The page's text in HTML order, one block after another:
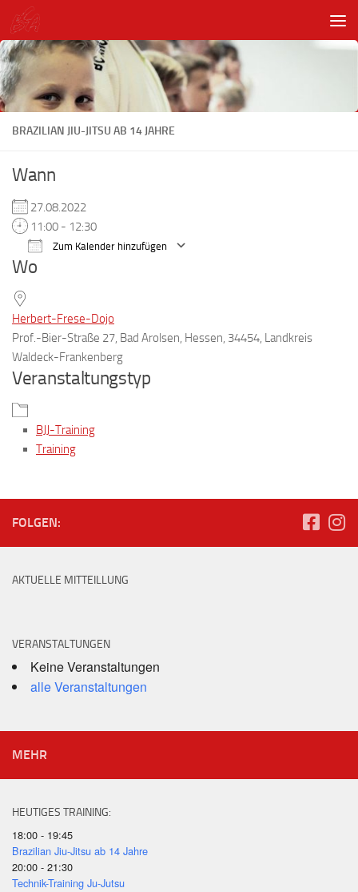
Unter dem Inhalt
BRAZILIAN JIU-JITSU AB 14 JAHRE
Wann
27.08.2022
11:00 - 12:30
Zum Kalender hinzufügen
Wo
Herbert-Frese-Dojo
Prof.-Bier-Straße 27, Bad Arolsen, Hessen, 34454, Landkreis
Waldeck-Frankenberg
Veranstaltungstyp
BJJ-Training
Training
FOLGEN:
AKTUELLE MITTEILLUNG
VERANSTALTUNGEN
Keine Veranstaltungen
alle Veranstaltungen
MEHR
HEUTIGES TRAINING:
18:00 - 19:45
Brazilian Jiu-Jitsu ab 14 Jahre
20:00 - 21:30
Technik-Training Ju-Jutsu